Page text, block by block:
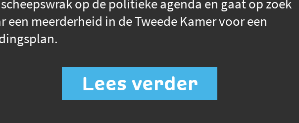
op de politieke agenda en gaat op zoek
een meerderheid in de Tweede Kamer voor een
Lees verder